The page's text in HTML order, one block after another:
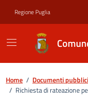
Regione Puglia
Home / Documenti pubblici
/ Richiesta di rateazione